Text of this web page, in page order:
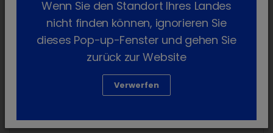
CalciLift forte
Wenn Sie den Standort Ihres Landes
nicht finden können, ignorieren Sie
dieses Pop-up-Fenster und gehen Sie
zurück zur Website
Verwerfen